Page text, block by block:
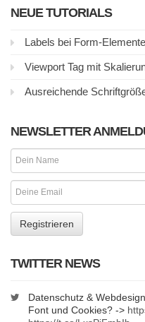
NEUE TUTORIALS
Labels bei Form-
Viewport Tag mit
Ausreichende
NEWSLETTER
TWITTER NEWS
Datenschutz &
Font und Cookies? ->